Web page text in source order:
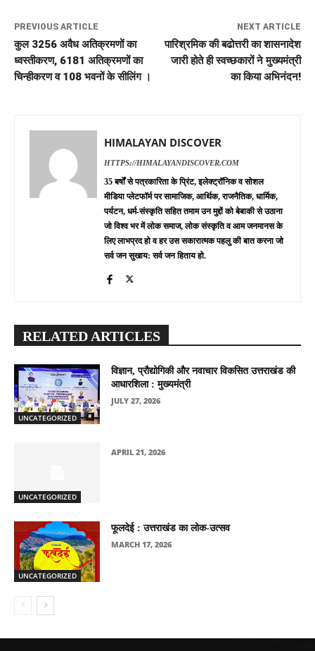
PREVIOUS ARTICLE
कुल 3256 अवैध अतिक्रमणों का
ध्वस्तीकरण, 6181 अतिक्रमणों का
चिन्हीकरण व 108 भवनों के सीलिंग ।
NEXT ARTICLE
पारिश्रमिक की बढोत्तरी का शासनादेश
जारी होते ही स्वच्छकारों ने मुख्यमंत्री
का किया अभिनंदन!
HIMALAYAN DISCOVER
HTTPS://HIMALAYANDISCOVER.COM
35 बर्षों से पत्रकारिता के प्रिंट, इलेक्ट्रॉनिक व सोशल
मीडिया प्लेटफॉर्म पर सामाजिक, आर्थिक, राजनैतिक, धार्मिक,
पर्यटन, धर्म-संस्कृति सहित तमाम उन मुद्दों को बेबाकी से उठाना
जो विश्व भर में लोक समाज, लोक संस्कृति व आम जनमानस के
लिए लाभप्रद हो व हर उस सकारात्मक पहलु की बात करना जो
सर्व जन सुखाय: सर्व जन हिताय हो.
RELATED ARTICLES
UNCATEGORIZED
विज्ञान, प्रौद्योगिकी और नवाचार विकसित उत्तराखंड की
आधारशिला : मुख्यमंत्री
JULY 27, 2026
UNCATEGORIZED
APRIL 21, 2026
UNCATEGORIZED
फूलदेई : उत्तराखंड का लोक-उत्सव
MARCH 17, 2026